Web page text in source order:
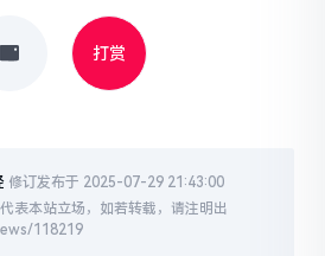
打赏
修订发布于 2025-07-29 21:43:00
表本站立场，如若转载，请注明出
118219